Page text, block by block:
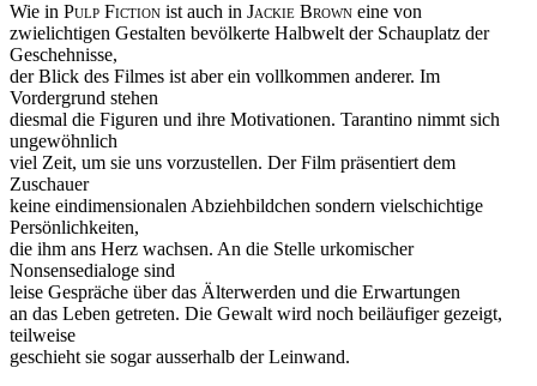
Wie in Pulp Fiction ist auch in Jackie Brown eine von
zwielichtigen Gestalten bevölkerte Halbwelt der Schauplatz der
Geschehnisse,
der Blick des Filmes ist aber ein vollkommen anderer. Im
Vordergrund stehen
diesmal die Figuren und ihre Motivationen. Tarantino nimmt sich
ungewöhnlich
viel Zeit, um sie uns vorzustellen. Der Film präsentiert dem
Zuschauer
keine eindimensionalen Abziehbildchen sondern vielschichtige
Persönlichkeiten,
die ihm ans Herz wachsen. An die Stelle urkomischer
Nonsensedialoge sind
leise Gespräche über das Älterwerden und die Erwartungen
an das Leben getreten. Die Gewalt wird noch beiläufiger gezeigt,
teilweise
geschieht sie sogar ausserhalb der Leinwand.